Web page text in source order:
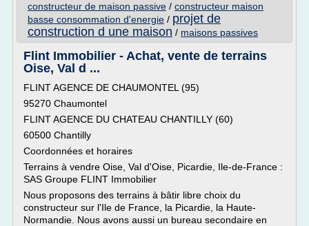
constructeur de maison passive / constructeur maison
basse consommation d'energie / projet de
construction d une maison / maisons passives
Flint Immobilier - Achat, vente de terrains
Oise, Val d ...
FLINT AGENCE DE CHAUMONTEL (95)
95270 Chaumontel
FLINT AGENCE DU CHATEAU CHANTILLY (60)
60500 Chantilly
Coordonnées et horaires
Terrains à vendre Oise, Val d'Oise, Picardie, Ile-de-France :
SAS Groupe FLINT Immobilier
Nous proposons des terrains à bâtir libre choix du
constructeur sur l'Ile de France, la Picardie, la Haute-
Normandie. Nous avons aussi un bureau secondaire en